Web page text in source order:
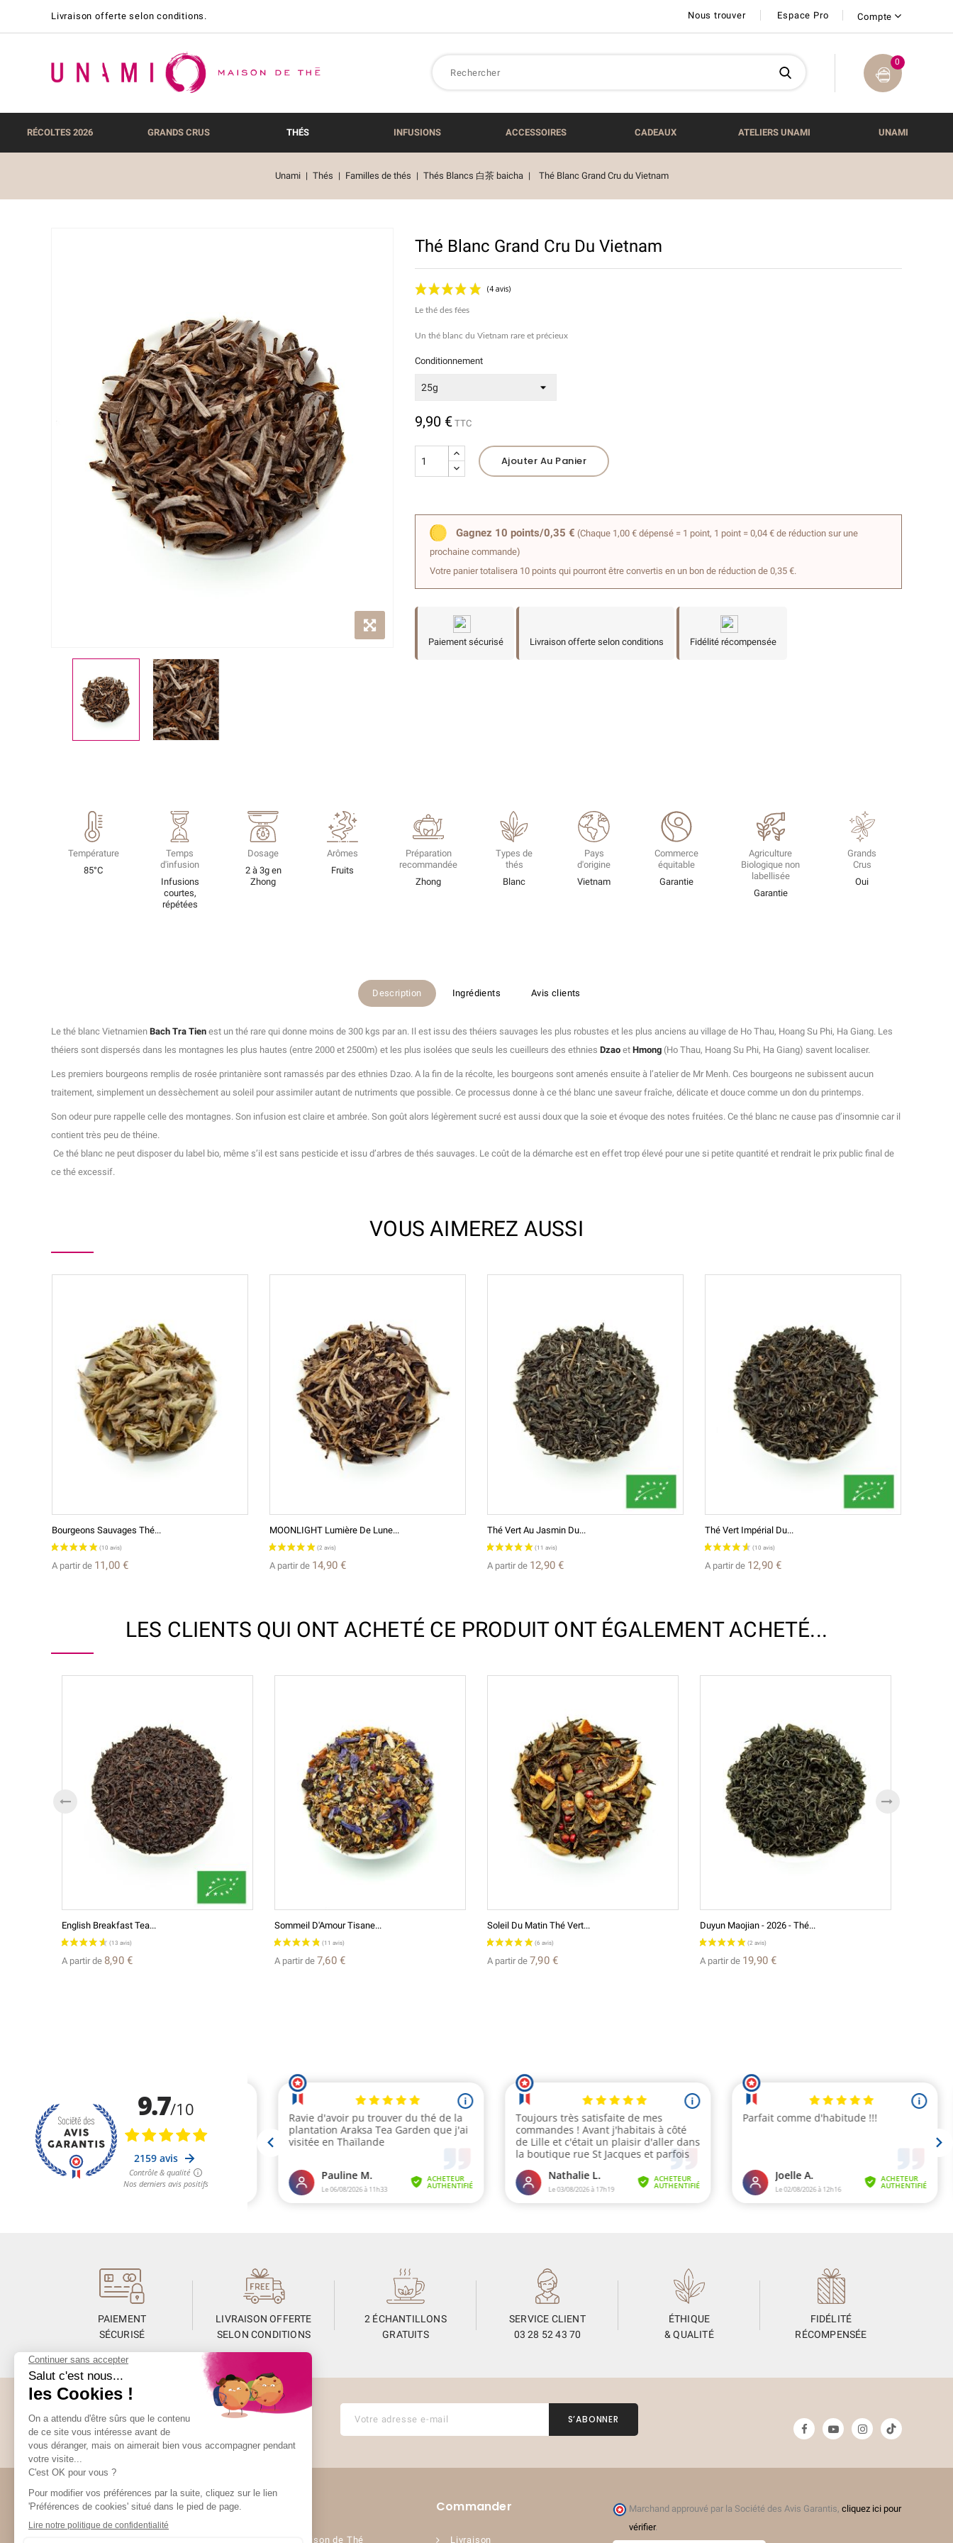
Livraison offerte selon conditions. Nous trouver Espace Pro Compte
0
RÉCOLTES 2026 GRANDS CRUS THÉS INFUSIONS ACCESSOIRES CADEAUX ATELIERS UNAMI UNAMI
Unami Thés Familles de thés Thés Blancs 白茶 baicha Thé Blanc Grand Cru du Vietnam
Thé Blanc Grand Cru Du Vietnam
Le thé des fées
Un thé blanc du Vietnam rare et précieux
Conditionnement
9,90 € TTC
Ajouter Au Panier
Gagnez 10 points/0,35 € (Chaque 1,00 € dépensé = 1 point, 1 point = 0,04 € de réduction sur une
prochaine commande)
Votre panier totalisera 10 points qui pourront être convertis en un bon de réduction de 0,35 €.
Paiement sécurisé Livraison offerte selon conditions Fidélité récompensée
Température
85°C
Temps
d'infusion
Infusions
courtes,
répétées
Dosage
2 à 3g en
Zhong
Arômes
Fruits
Préparation
recommandée
Zhong
Types de
thés
Blanc
Pays
d'origine
Vietnam
Commerce
équitable
Garantie
Agriculture
Biologique non
labellisée
Garantie
Grands
Crus
Oui
Description Ingrédients Avis clients
Le thé blanc Vietnamien Bach Tra Tien est un thé rare qui donne moins de 300 kgs par an. Il est issu des théiers sauvages les plus robustes et les plus anciens au village de Ho Thau, Hoang Su Phi, Ha Giang. Les
théiers sont dispersés dans les montagnes les plus hautes (entre 2000 et 2500m) et les plus isolées que seuls les cueilleurs des ethnies Dzao et Hmong (Ho Thau, Hoang Su Phi, Ha Giang) savent localiser.
Les premiers bourgeons remplis de rosée printanière sont ramassés par des ethnies Dzao. A la fin de la récolte, les bourgeons sont amenés ensuite à l’atelier de Mr Menh. Ces bourgeons ne subissent aucun
traitement, simplement un dessèchement au soleil pour assimiler autant de nutriments que possible. Ce processus donne à ce thé blanc une saveur fraîche, délicate et douce comme un don du printemps.
Son odeur pure rappelle celle des montagnes. Son infusion est claire et ambrée. Son goût alors légèrement sucré est aussi doux que la soie et évoque des notes fruitées. Ce thé blanc ne cause pas d’insomnie car il
contient très peu de théine.
Ce thé blanc ne peut disposer du label bio, même s’il est sans pesticide et issu d’arbres de thés sauvages. Le coût de la démarche est en effet trop élevé pour une si petite quantité et rendrait le prix public final de
ce thé excessif.
VOUS AIMEREZ AUSSI
Bourgeons Sauvages Thé...
A partir de 11,00 €
MOONLIGHT Lumière De Lune...
A partir de 14,90 €
Thé Vert Au Jasmin Du...
A partir de 12,90 €
Thé Vert Impérial Du...
A partir de 12,90 €
LES CLIENTS QUI ONT ACHETÉ CE PRODUIT ONT ÉGALEMENT ACHETÉ...
English Breakfast Tea...
A partir de 8,90 €
Sommeil D'Amour Tisane...
A partir de 7,60 €
Soleil Du Matin Thé Vert...
A partir de 7,90 €
Duyun Maojian - 2026 - Thé...
A partir de 19,90 €
PAIEMENT
SÉCURISÉ
LIVRAISON OFFERTE
SELON CONDITIONS
2 ÉCHANTILLONS
GRATUITS
SERVICE CLIENT
03 28 52 43 70
ÉTHIQUE
& QUALITÉ
FIDÉLITÉ
RÉCOMPENSÉE
Abonnez-vous à la Newsletter
Restez informés de toute l’actualité Unami
UNAMI Maison de Thé
Commander
Livraison
Marchand approuvé par la Société des Avis Garantis, cliquez ici pour
vérifier.